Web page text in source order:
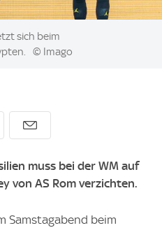
sich beim
© Imago
muss bei der WM auf
von AS Rom verzichten.
Samstagabend beim